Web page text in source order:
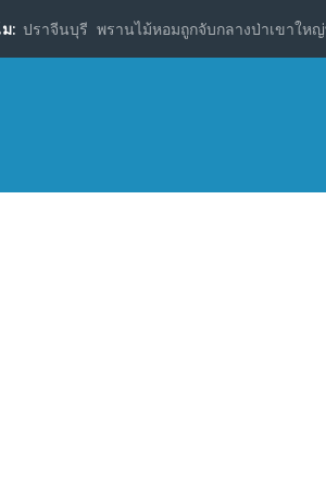
: ปราจีนบุรี พรานไม้หอมถูกจับกลางป่าเขาให